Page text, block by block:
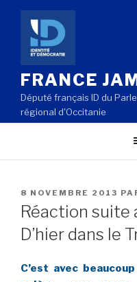
Aller
contenu
principal
FRANCE
Député français ID du
régional d'Occitanie
PUBLIÉ
LE
8 NOVEMBRE 2013
Réaction suite
D’hier dans le
C’est avec